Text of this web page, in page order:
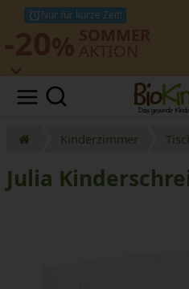
Nur für kurze Zeit!
Kinderzimmer
Julia